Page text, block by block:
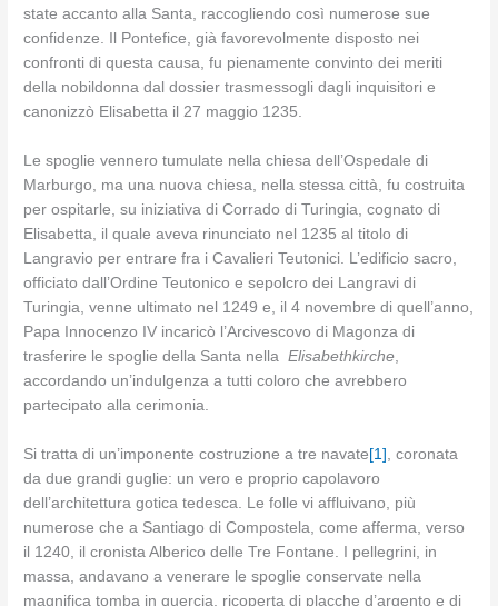
state accanto alla Santa, raccogliendo così numerose sue
confidenze. Il Pontefice, già favorevolmente disposto nei
confronti di questa causa, fu pienamente convinto dei meriti
della nobildonna dal dossier trasmessogli dagli inquisitori e
canonizzò Elisabetta il 27 maggio 1235.
Le spoglie vennero tumulate nella chiesa dell’Ospedale di
Marburgo, ma una nuova chiesa, nella stessa città, fu costruita
per ospitarle, su iniziativa di Corrado di Turingia, cognato di
Elisabetta, il quale aveva rinunciato nel 1235 al titolo di
Langravio per entrare fra i Cavalieri Teutonici. L’edificio sacro,
officiato dall’Ordine Teutonico e sepolcro dei Langravi di
Turingia, venne ultimato nel 1249 e, il 4 novembre di quell’anno,
Papa Innocenzo IV incaricò l’Arcivescovo di Magonza di
trasferire le spoglie della Santa nellaElisabethkirche,
accordando un’indulgenza a tutti coloro che avrebbero
partecipato alla cerimonia.
Si tratta di un’imponente costruzione a tre navate [1]
, coronata
da due grandi guglie: un vero e proprio capolavoro
dell’architettura gotica tedesca. Le folle vi affluivano, più
numerose che a Santiago di Compostela, come afferma, verso
il 1240, il cronista Alberico delle Tre Fontane. I pellegrini, in
massa, andavano a venerare le spoglie conservate nella
magnifica tomba in quercia, ricoperta di placche d’argento e di